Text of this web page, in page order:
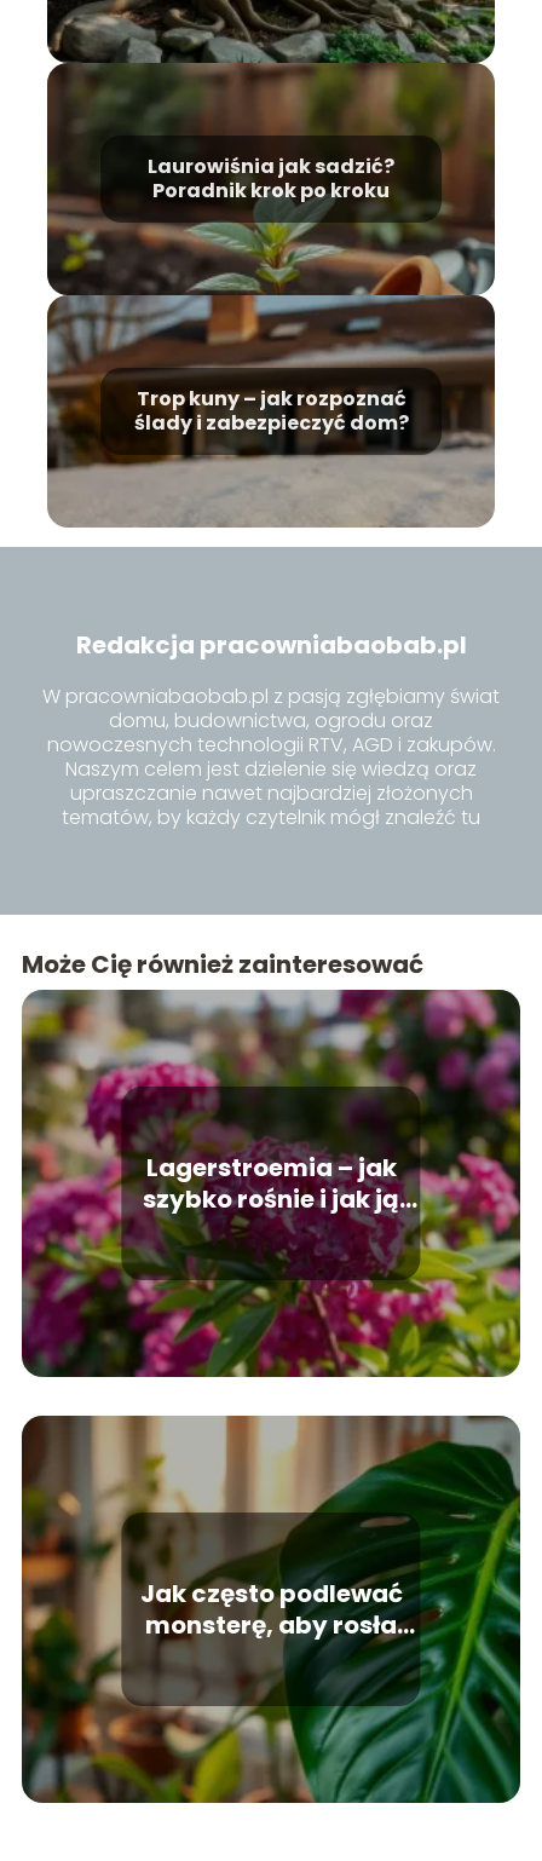
Laurowiśnia jak sadzić?
Poradnik krok po kroku
Trop kuny – jak rozpoznać
ślady i zabezpieczyć dom?
Redakcja pracowniabaobab.pl
W pracowniabaobab.pl z pasją zgłębiamy świat
domu, budownictwa, ogrodu oraz
nowoczesnych technologii RTV, AGD i zakupów.
Naszym celem jest dzielenie się wiedzą oraz
upraszczanie nawet najbardziej złożonych
tematów, by każdy czytelnik mógł znaleźć tu
Może Cię również zainteresować
Lagerstroemia – jak
szybko rośnie i jak ją
pielęgnować?
Jak często podlewać
monsterę, aby rosła
zdrowo?